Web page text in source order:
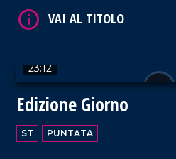
23:12
Edizione Giorno
ST PUNTATA
VAI AL TITOLO
VAI AL TITOLO